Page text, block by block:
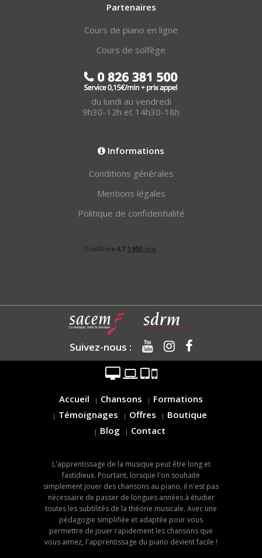
Partenaires
Cours de piano en ligne
Cours de solfège
du lundi au vendredi
9h30-12h et 14h30-18h
Informations
Conditions générales
Mentions légales
Politique de confidentialité
Suivez-nous :
Accueil Chansons
Formations
Témoignages
Offres
Boutique
Blog
Contact
L'apprentissage de la musique peut être long et
fastidieux. Pourtant, lorsque l'on souhaite
simplement jouer des chansons au piano, il n'est pas
nécessaire de passer de longues années à étudier
toutes les subtilités de la théorie musicale. Avec une
pédagogie simplifiée et adaptée pour vous
permettre de jouer rapidement les chansons que
vous aimez, l'apprentissage du piano devient facile !